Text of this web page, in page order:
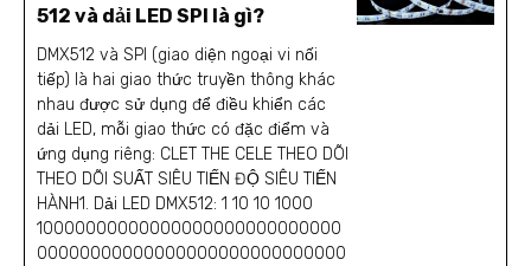
512 và dải LED SPI là gì?
DMX512 và SPI (giao diện ngoại vi nối
tiếp) là hai giao thức truyền thông khác
nhau được sử dụng để điều khiển các
dải LED, mỗi giao thức có đặc điểm và
ứng dụng riêng: CLET THE CELE THEO DÕI
THEO DÕI SUẤT SIÊU TIẾN ĐỘ SIÊU TIẾN
HÀNH1. Dải LED DMX512: 1 10 10 1000
10000000000000000000000000000
00000000000000000000000000000